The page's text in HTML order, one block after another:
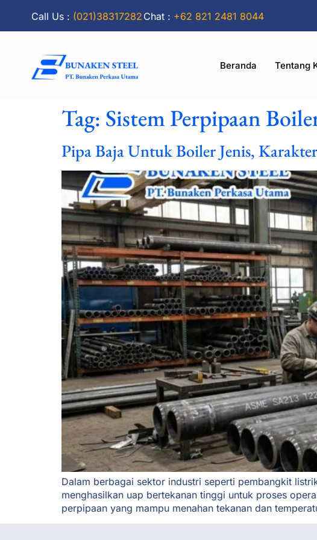
Call Us : (021)38317282 Chat : +62 821 2481 8044
Beranda Tentang
Tag: Sistem Perpipaan
Pipa Baja Untuk Boiler Jenis,
Dalam berbagai sektor industri seperti pembangkit
menghasilkan uap bertekanan tinggi untuk proses
perpipaan yang mampu menahan tekanan dan